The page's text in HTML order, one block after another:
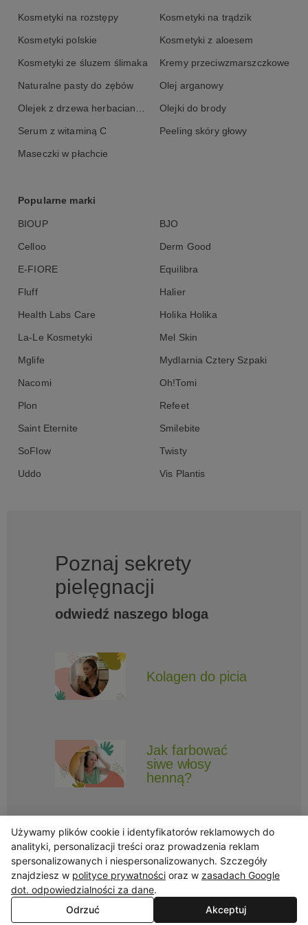
Mica, Titanium Dioxide, Silica, Tin Oxide, CI 77491, CI 77492.
Kosmetyki na rozstępy Kosmetyki na trądzik
Kosmetyki polskie Kosmetyki z aloesem
Kosmetyki ze śluzem ślimaka Kremy przeciwzmarszczkowe
Naturalne pasty do zębów Olej arganowy
Olejek z drzewa herbacianego Olejki do brody
Serum z witaminą C Peeling skóry głowy
Maseczki w płachcie
Popularne marki
BIOUP BJO
Celloo Derm Good
E-FIORE Equilibra
Fluff Halier
Health Labs Care Holika Holika
La-Le Kosmetyki Mel Skin
Mglife Mydlarnia Cztery Szpaki
Nacomi Oh!Tomi
Plon Refeet
Saint Eternite Smilebite
SoFlow Twisty
Uddo Vis Plantis
Poznaj sekrety
pielęgnacji
odwiedź naszego bloga
Kolagen do picia
Jak farbować
siwe włosy
henną?
Obserwuj Triny, by nie ominęły Cię najlepsze promocje i informacje
o nowościach.
Używamy plików cookie i identyfikatorów reklamowych do
analityki, personalizacji treści oraz prowadzenia reklam
spersonalizowanych i niespersonalizowanych. Szczegóły
znajdziesz w polityce prywatności oraz w zasadach Google
dot. odpowiedzialności za dane.
Odrzuć
Akceptuj